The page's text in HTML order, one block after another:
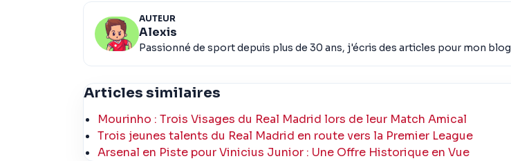
AUTEUR
Alexis
Passionné de sport depuis plus de 30 ans, j'écris des articles pour mon blog
Articles similaires
Mourinho : Trois Visages du Real Madrid lors de leur Match Amical
Trois jeunes talents du Real Madrid en route vers la Premier League
Arsenal en Piste pour Vinicius Junior : Une Offre Historique en Vue